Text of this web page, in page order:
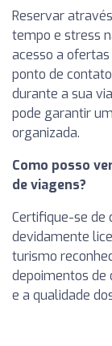
Reservar
tempo e stress
acesso a
ponto de
durante a sua
pode garantir
organizada.
Como posso
de viagens?
Certifique-se de
devidamente
turismo
depoimentos de
e a qualidade